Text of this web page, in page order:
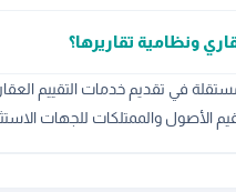
ونظامية تقاريرها؟
في تقديم خدمات التقييم
الأصول والممتلكات للجهات